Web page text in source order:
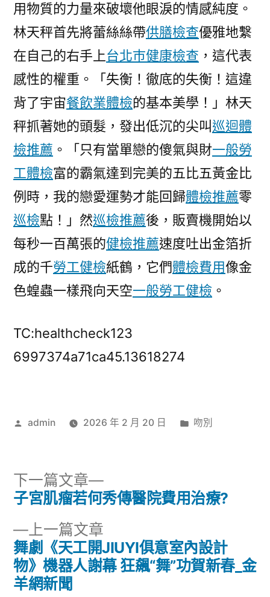
會
面〉
用物質的力量來破壞他眼淚的情感純度。
林天秤首先將蕾絲絲帶供膳檢查優雅地繫
在自己的右手上台北巿健康檢查 ，這代表
感性的權重。「失衡！徹底的失衡！這違
背了宇宙餐飲業體檢的基本美學！」林天
秤抓著她的頭髮，發出低沉的尖叫巡迴體
檢推薦 。「只有當單戀的傻氣與財一般勞
工體檢富的霸氣達到完美的五比五黃金比
例時，我的戀愛運勢才能回歸體檢推薦零
巡檢點！」然巡檢推薦後，販賣機開始以
每秒一百萬張的健檢推薦速度吐出金箔折
成的千勞工健檢紙鶴，它們體檢費用像金
色蝗蟲一樣飛向天空一般勞工健檢 。
TC:healthcheck123
6997374a71ca45.13618274
作
admin 2026 年 2 月 20 日
分
吻別
文
章
導
覽
上一篇文章
一
篇
舞劇《天工開JIUYI俱意室內設計
物》機器人謝幕 狂飆“舞”功賀新春_金
羊網新聞
下一篇文章
下
一
章:
子宮肌瘤若何秀傳醫院費用治療?